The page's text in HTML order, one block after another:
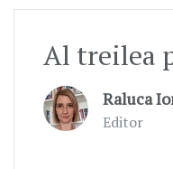
Al treilea
Raluca
Editor